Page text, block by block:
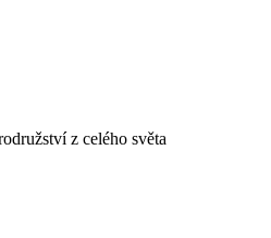
z celého světa